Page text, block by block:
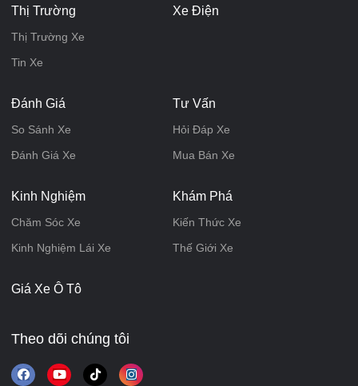
Thị Trường
Thị Trường Xe
Tin Xe
Xe Điện
Đánh Giá
So Sánh Xe
Đánh Giá Xe
Tư Vấn
Hỏi Đáp Xe
Mua Bán Xe
Kinh Nghiệm
Chăm Sóc Xe
Kinh Nghiệm Lái Xe
Khám Phá
Kiến Thức Xe
Thế Giới Xe
Giá Xe Ô Tô
Theo dõi chúng tôi